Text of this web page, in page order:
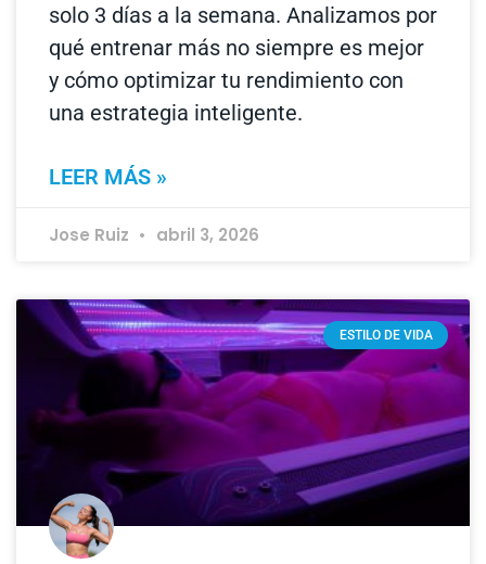
solo 3 días a la semana. Analizamos por
qué entrenar más no siempre es mejor
y cómo optimizar tu rendimiento con
una estrategia inteligente.
LEER MÁS »
Jose Ruiz abril 3, 2026
ESTILO DE VIDA